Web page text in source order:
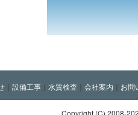
｜ 設備工事 ｜ 水質検査 ｜ 会社案内 ｜ お問
Copyright (C) 2008-